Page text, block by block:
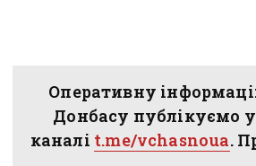
Оперативну
Донбасу публікуємо
каналі t.me/vchasnoua.